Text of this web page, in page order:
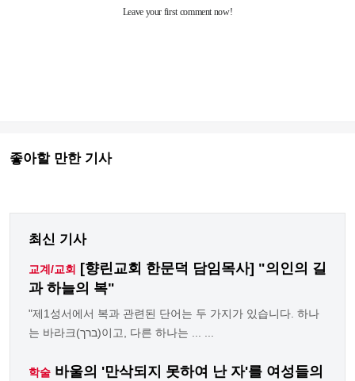
좋아할 만한 기사
최신 기사
교계/교회
[향린교회 한문덕 담임목사] "의인의 길
과 하늘의 복"
"제1성서에서 복과 관련된 단어는 두 가지가 있습니다. 하나
는 바라크(ברך)이고, 다른 하나는 ... ...
학술 바울의 '만삭되지 못하여 난 자'를 여성들의